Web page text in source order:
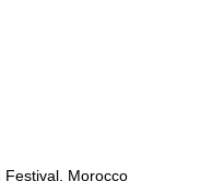
Festival, Morocco